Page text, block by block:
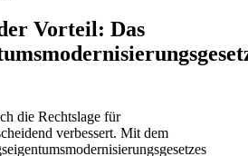
Vorteil: Das
die Rechtslage für
verbessert. Mit dem